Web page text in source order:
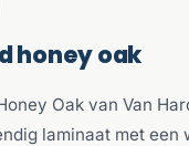
honey oak
Oak van Van
laminaat met een